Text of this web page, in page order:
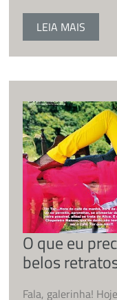
LEIA MAIS
O que eu
belos
Fala, galerinha!